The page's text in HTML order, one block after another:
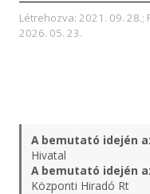
Létrehozva: 2021. 09. 28.;
2026. 05. 23.
A bemutató idején
Hivatal
A bemutató idején
Központi Hiradó Rt